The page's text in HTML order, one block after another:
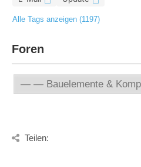
Alle Tags anzeigen (1197)
Foren
Teilen: